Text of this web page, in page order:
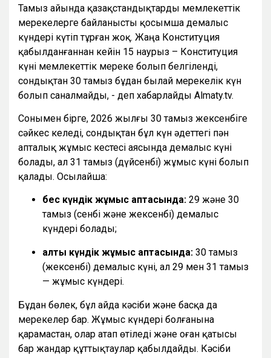
Тамыз айында қазақстандықтарды мемлекеттік
мерекелерге байланысты қосымша демалыс
күндері күтіп тұрған жоқ. Жаңа Конституция
қабылданғаннан кейін 15 наурыз – Конституция
күні мемлекеттік мереке болып белгіленді,
сондықтан 30 тамыз бұдан былай мерекелік күн
болып саналмайды, - деп хабарлайды Almaty.tv.
Сонымен бірге, 2026 жылғы 30 тамыз жексенбіге
сәйкес келеді, сондықтан бұл күн әдеттегі пән
апталық жұмыс кестесі аясында демалыс күні
болады, ал 31 тамыз (дүйсенбі) жұмыс күні болып
қалады. Осылайша:
бес күндік жұмыс аптасында: 29 және 30
тамыз (сенбі және жексенбі) демалыс
күндері болады;
алты күндік жұмыс аптасында: 30 тамыз
(жексенбі) демалыс күні, ал 29 мен 31 тамыз
— жұмыс күндері.
Бұдан бөлек, бұл айда кәсіби және басқа да
мерекелер бар. Жұмыс күндері болғанына
қарамастан, олар атап өтіледі және оған қатысы
бар жандар құттықтаулар қабылдайды. Кәсіби